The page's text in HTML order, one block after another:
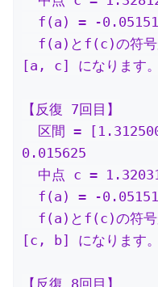
[a, c] になります。
【反復 7回目】
0.015625
[c, b] になります。
【反復 8回目】